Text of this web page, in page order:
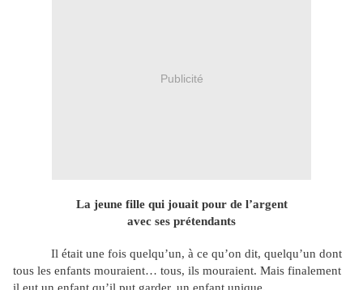
Publicité
La jeune fille qui jouait pour de l’argent
avec ses prétendants
Il était une fois quelqu’un, à ce qu’on dit, quelqu’un dont
tous les enfants mouraient… tous, ils mouraient. Mais finalement